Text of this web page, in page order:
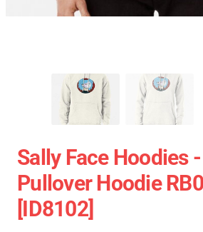
Sally Face Hoodies
Pullover Hoodie
[ID8102]